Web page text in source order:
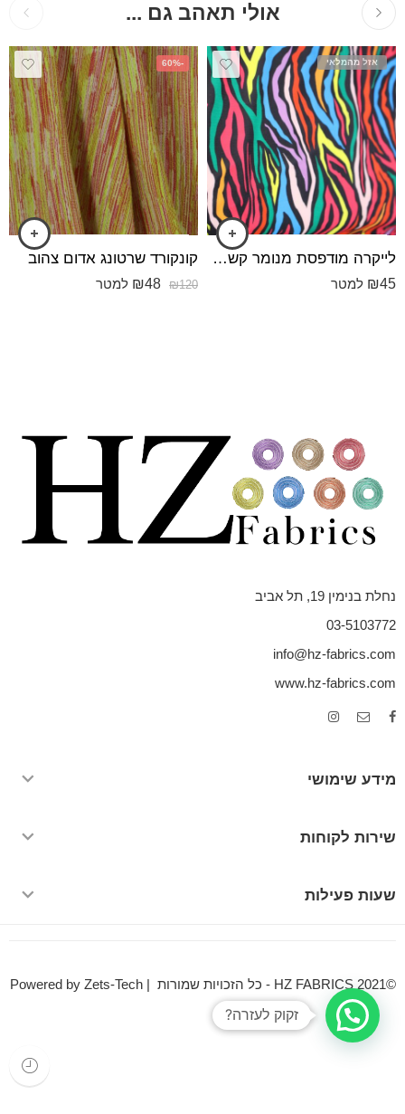
אולי תאהב גם ...
אזל מהמלאי
לייקרה מודפסת מנומר קשת צבעיים
₪45 למטר
-60%
קונקורד שרטונג אדום צהוב
₪120
₪48 למטר
נחלת בנימין 19, תל אביב
03-5103772
info@hz-fabrics.com
www.hz-fabrics.com
מידע שימושי
שירות לקוחות
שעות פעילות
©HZ FABRICS 2021 - כל הזכויות שמורות | Powered by Zets-Tech
זקוק לעזרה?